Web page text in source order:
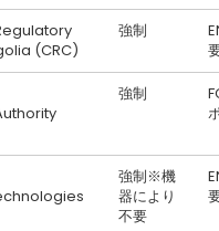
(CRC)
強制
強制
強制※機
器により
不要